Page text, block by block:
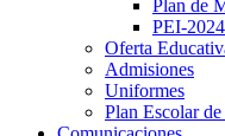
Plan de
PEI-2024
Oferta
Admisiones
Uniformes
Plan Escolar